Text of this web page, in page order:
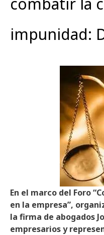
impunidad:
En el marco del Foro
en la empresa”,
la firma de abogados
empresarios y